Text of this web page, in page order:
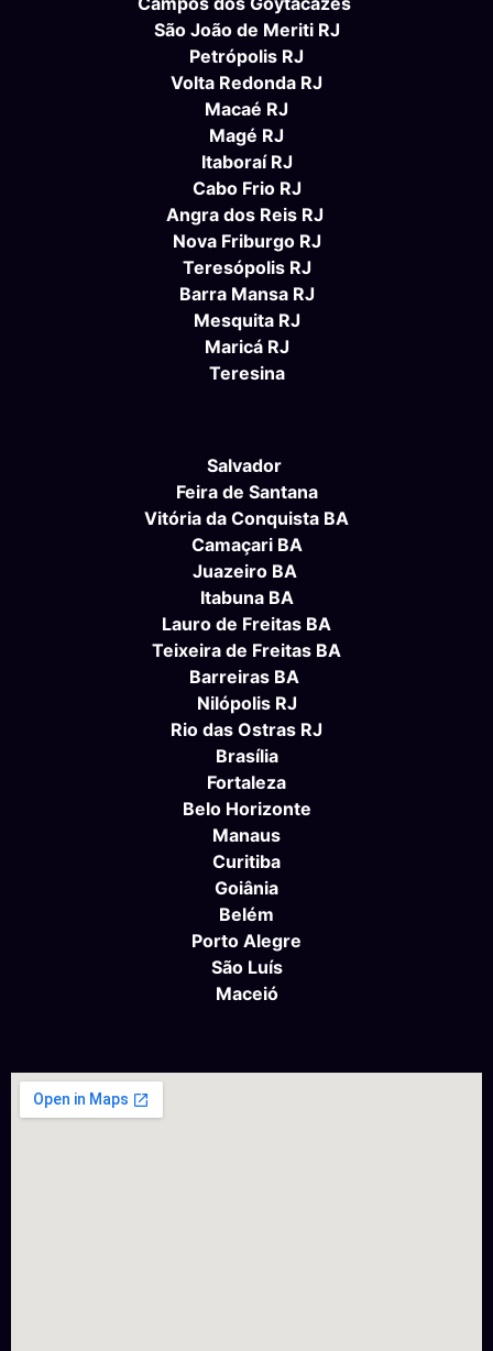
São João de Meriti RJ
Petrópolis RJ
Volta Redonda RJ
Macaé RJ
Magé RJ
Itaboraí RJ
Cabo Frio RJ
Angra dos Reis RJ
Nova Friburgo RJ
Teresópolis RJ
Barra Mansa RJ
Mesquita RJ
Maricá RJ
Teresina
Salvador
Feira de Santana
Vitória da Conquista BA
Camaçari BA
Juazeiro BA
Itabuna BA
Lauro de Freitas BA
Teixeira de Freitas BA
Barreiras BA
Nilópolis RJ
Rio das Ostras RJ
Brasília
Fortaleza
Belo Horizonte
Manaus
Curitiba
Goiânia
Belém
Porto Alegre
São Luís
Maceió